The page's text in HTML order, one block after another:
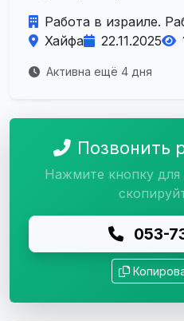
Работа в израиле.
Хайфа
22.11.2025
Активна ещё 4 дня
Позвонить
Нажмите кнопку для
053-